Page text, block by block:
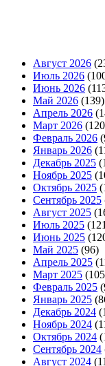
Август 2026
Июль 2026
Июнь 2026
Май 2026 (139)
Апрель 2026
Март 2026
Февраль 2026
Январь 2026
Декабрь 2025
Ноябрь 2025
Октябрь 2025
Сентябрь 2025
Август 2025
Июль 2025
Июнь 2025
Май 2025 (96)
Апрель 2025
Март 2025
Февраль 2025
Январь 2025
Декабрь 2024
Ноябрь 2024
Октябрь 2024
Сентябрь 2024
Август 2024